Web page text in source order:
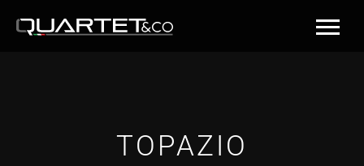
TOPAZIO